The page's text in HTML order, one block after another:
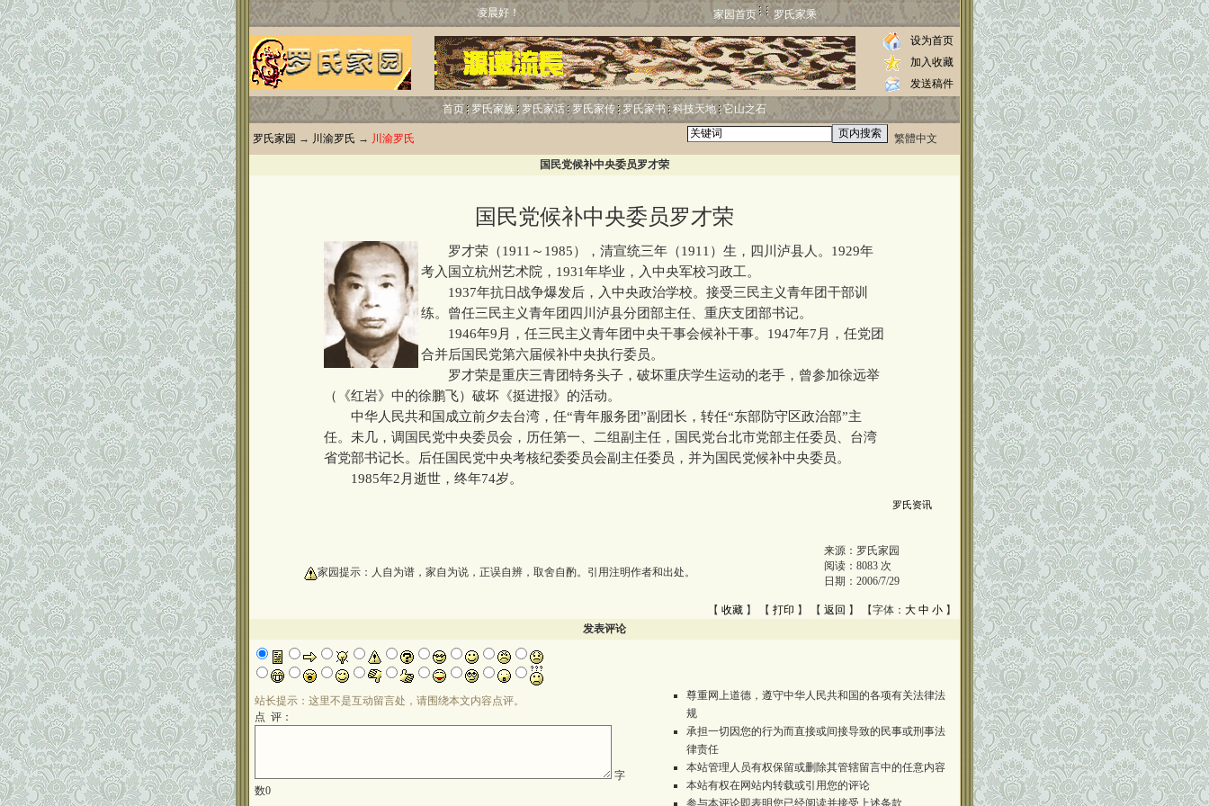
凌晨好！ 家园首页 罗氏家乘
设为首页
加入收藏
发送稿件
首页 罗氏家族 罗氏家话 罗氏家传 罗氏家书 科技天地 它山之石
罗氏家园 → 川渝罗氏 → 川渝罗氏 繁體中文
国民党候补中央委员罗才荣
国民党候补中央委员罗才荣
罗才荣（1911～1985），清宣统三年（1911）生，四川泸县人。1929年
考入国立杭州艺术院，1931年毕业，入中央军校习政工。
1937年抗日战争爆发后，入中央政治学校。接受三民主义青年团干部训
练。曾任三民主义青年团四川泸县分团部主任、重庆支团部书记。
1946年9月，任三民主义青年团中央干事会候补干事。1947年7月，任党团
合并后国民党第六届候补中央执行委员。
罗才荣是重庆三青团特务头子，破坏重庆学生运动的老手，曾参加徐远举
（《红岩》中的徐鹏飞）破坏《挺进报》的活动。
中华人民共和国成立前夕去台湾，任“青年服务团”副团长，转任“东部防守区政治部”主
任。未几，调国民党中央委员会，历任第一、二组副主任，国民党台北市党部主任委员、台湾
省党部书记长。后任国民党中央考核纪委委员会副主任委员，并为国民党候补中央委员。
1985年2月逝世，终年74岁。
罗氏资讯
家园提示：人自为谱，家自为说，正误自辨，取舍自酌。引用注明作者和出处。
来源： 罗氏家园
阅读： 8083 次
日期： 2006/7/29
【 收藏 】 【 打印 】 【 返回 】 【字体： 大 中 小 】
发表评论
站长提示：这里不是互动留言处，请围绕本文内容点评。
点 评：
字
数0
尊重网上道德，遵守中华人民共和国的各项有关法律法
规
承担一切因您的行为而直接或间接导致的民事或刑事法
律责任
本站管理人员有权保留或删除其管辖留言中的任意内容
本站有权在网站内转载或引用您的评论
参与本评论即表明您已经阅读并接受上述条款